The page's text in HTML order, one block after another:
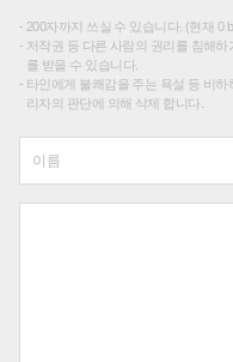
200자까지 쓰실 수 있습니다. (현재 0
저작권 등 다른 사람의 권리를 침해
를 받을 수 있습니다.
타인에게 불쾌감을 주는 욕설 등 비
리자의 판단에 의해 삭제 합니다.